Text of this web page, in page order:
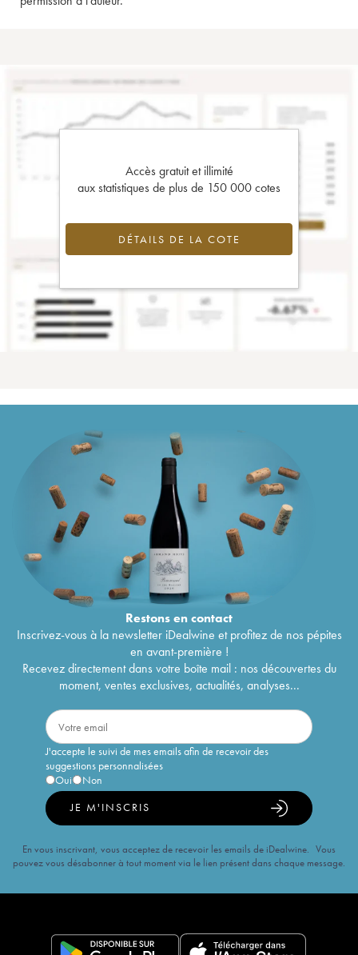
Accès gratuit et illimité
aux statistiques de plus de 150 000 cotes
DÉTAILS DE LA COTE
Restons encontact
Inscrivez-vous à la newsletter iDealwine et profitez de nos pépites
en avant-première !
Recevez directement dans votre boîte mail : nos découvertes du
moment, ventes exclusives, actualités, analyses...
J'accepte le suivi de mes emails afin de recevoir des
suggestions personnalisées
Oui
Non
JE M'INSCRIS
En vous inscrivant, vous acceptez de recevoir les emails de iDealwine. Vous
pouvez vous désabonner à tout moment via le lien présent dans chaque message.